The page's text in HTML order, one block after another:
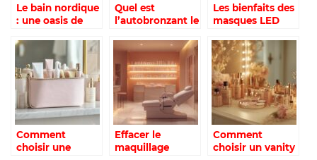
Le bain nordique
: une oasis de
votre jardin
Quel est
l’autobronzant le
Les bienfaits des
masques LED
éclatante
Comment
choisir une
Effacer le
maquillage
Comment
choisir un vanity